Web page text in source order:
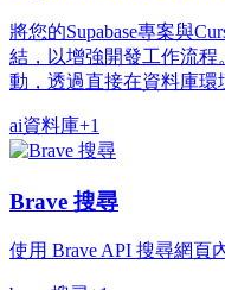
將您的Supabase專案與
結，以增強開發工作流
動，透過直接在資料庫環
ai資料庫+1
Brave 搜尋
使用 Brave API 搜尋網頁